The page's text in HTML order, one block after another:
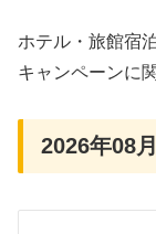
ホテル・旅館宿
キャンペーンに
2026年08